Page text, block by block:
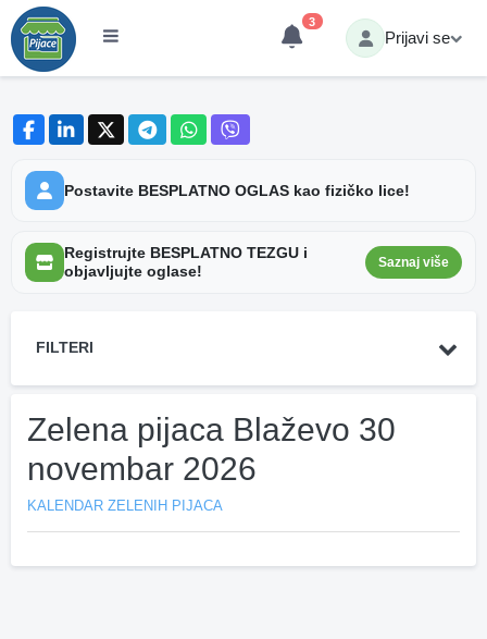
3
Prijavi se
Postavite BESPLATNO OGLAS kao fizičko lice!
Registrujte BESPLATNO TEZGU i
objavljujte oglase!
Saznaj više
FILTERI
Zelena pijaca Blaževo 30
novembar 2026
KALENDAR ZELENIH PIJACA